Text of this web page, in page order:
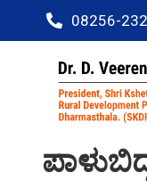
08256-